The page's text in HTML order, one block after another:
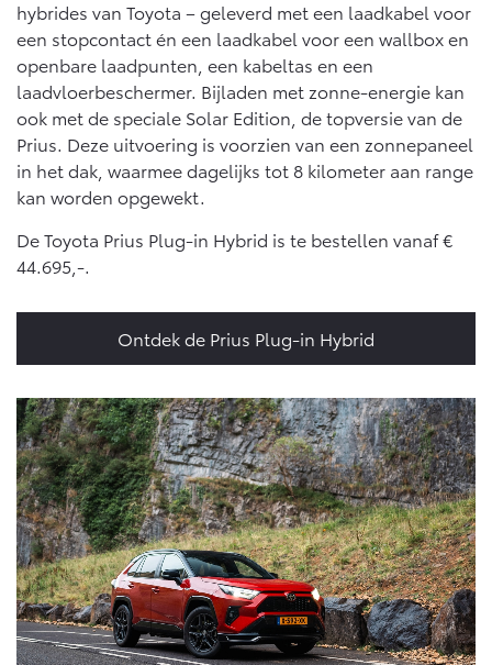
hybrides van Toyota – geleverd met een laadkabel voor
een stopcontact én een laadkabel voor een wallbox en
openbare laadpunten, een kabeltas en een
laadvloerbeschermer. Bijladen met zonne-energie kan
ook met de speciale Solar Edition, de topversie van de
Prius. Deze uitvoering is voorzien van een zonnepaneel
in het dak, waarmee dagelijks tot 8 kilometer aan range
kan worden opgewekt.
De Toyota Prius Plug-in Hybrid is te bestellen vanaf €
44.695,-.
Ontdek de Prius Plug-in Hybrid